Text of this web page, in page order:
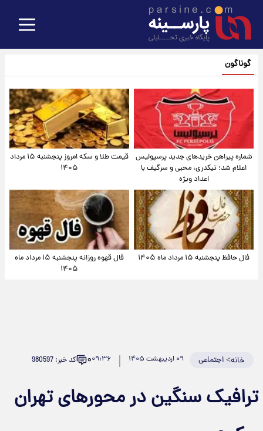
گوناگون
شماره پیراهن خریدهای جدید پرسپولیس
اعلام شد؛ تیکدری، محبی و سرگیف با
اعداد ویژه
قیمت طلا و سکه امروز پنجشنبه ۱۵ مرداد
۱۴۰۵
فال حافظ پنجشنبه ۱۵ مرداد ماه ۱۴۰۵
فال قهوه روزانه پنجشنبه ۱۵ مرداد ماه
۱۴۰۵
خانه>اجتماعی ۰۹ اردیبهشت ۱۴۰۵ ۰۹:۳۶۰ کد خبر: 980597
ترافیک سنگین در محورهای تهران